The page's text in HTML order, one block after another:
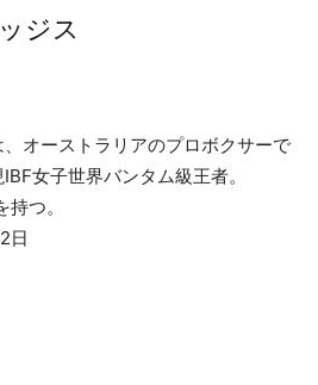
ジス
オーストラリアのプロボクサーで
女子世界バンタム級王者。
つ。
日